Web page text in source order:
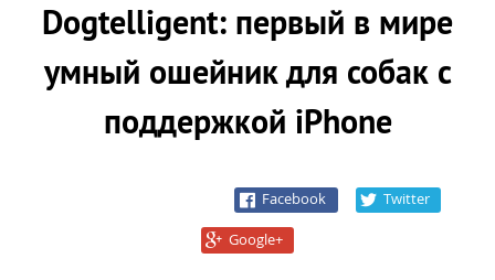
Dogtelligent: первый в мире
умный ошейник для собак с
поддержкой iPhone
Facebook Twitter
Google+